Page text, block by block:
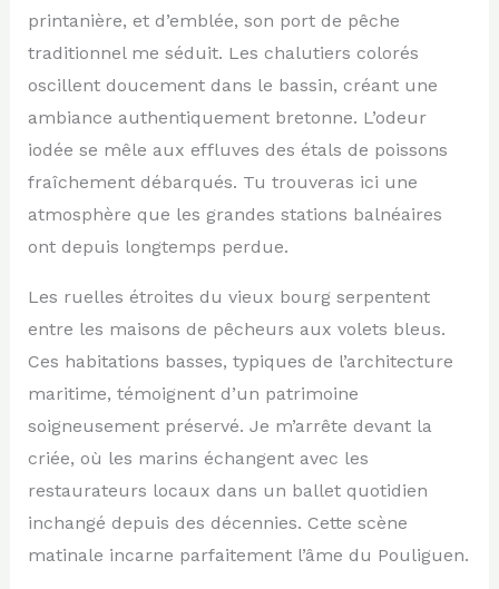
printanière, et d’emblée, son port de pêche
traditionnel me séduit. Les chalutiers colorés
oscillent doucement dans le bassin, créant une
ambiance authentiquement bretonne. L’odeur
iodée se mêle aux effluves des étals de poissons
fraîchement débarqués. Tu trouveras ici une
atmosphère que les grandes stations balnéaires
ont depuis longtemps perdue.
Les ruelles étroites du vieux bourg serpentent
entre les maisons de pêcheurs aux volets bleus.
Ces habitations basses, typiques de l’architecture
maritime, témoignent d’un patrimoine
soigneusement préservé. Je m’arrête devant la
criée, où les marins échangent avec les
restaurateurs locaux dans un ballet quotidien
inchangé depuis des décennies. Cette scène
matinale incarne parfaitement l’âme du Pouliguen.